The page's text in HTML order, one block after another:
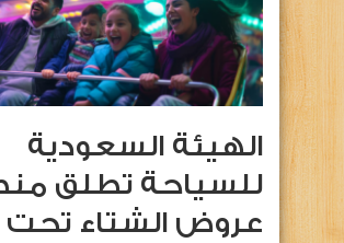
الهيئة السعودية
للسياحة تطلق
عروض الشتاء تحت